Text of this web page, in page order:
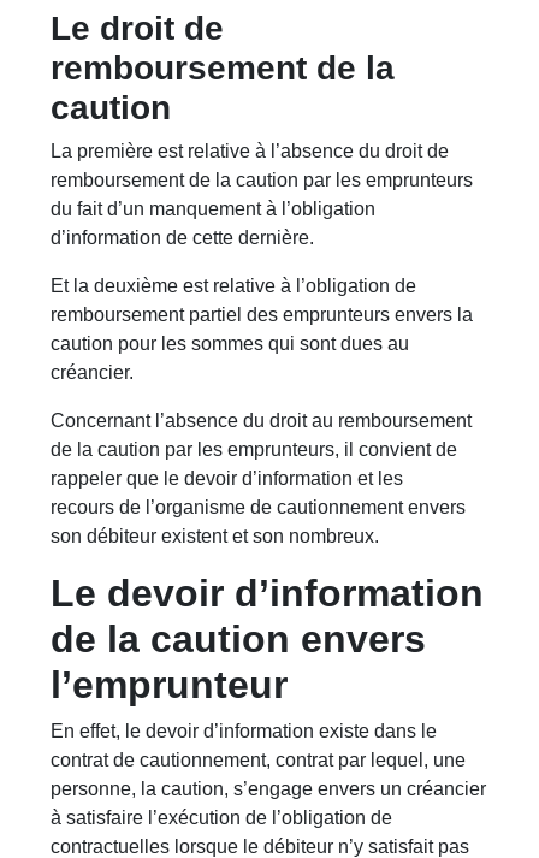
Le droit de
remboursement de la
caution
La première est relative à l’absence du droit de
remboursement de la caution par les emprunteurs
du fait d’un manquement à l’obligation
d’information de cette dernière.
Et la deuxième est relative à l’obligation de
remboursement partiel des emprunteurs envers la
caution pour les sommes qui sont dues au
créancier.
Concernant l’absence du droit au remboursement
de la caution par les emprunteurs, il convient de
rappeler que le devoir d’information et les
recours de l’organisme de cautionnement envers
son débiteur existent et son nombreux.
Le devoir d’information
de la caution envers
l’emprunteur
En effet, le devoir d’information existe dans le
contrat de cautionnement, contrat par lequel, une
personne, la caution, s’engage envers un créancier
à satisfaire l’exécution de l’obligation de
contractuelles lorsque le débiteur n’y satisfait pas